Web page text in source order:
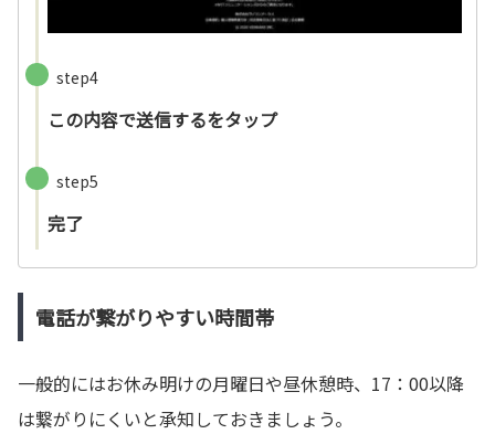
step4
この内容で送信するをタップ
step5
完了
電話が繋がりやすい時間帯
一般的にはお休み明けの月曜日や昼休憩時、17：00以降
は繋がりにくいと承知しておきましょう。